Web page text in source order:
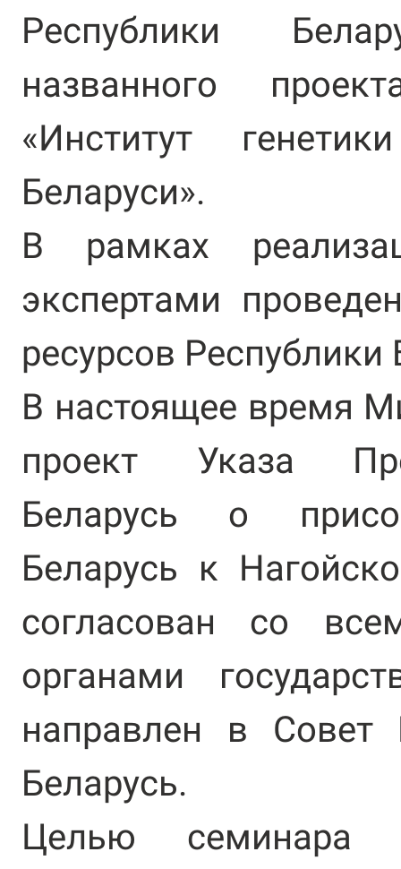
Республики
названного
«Институт
Беларуси».
В рамках
экспертами
ресурсов Республики
В настоящее время
проект Указа
Беларусь о
Беларусь к
согласован со
органами
направлен в Совет
Беларусь.
Целью семинара